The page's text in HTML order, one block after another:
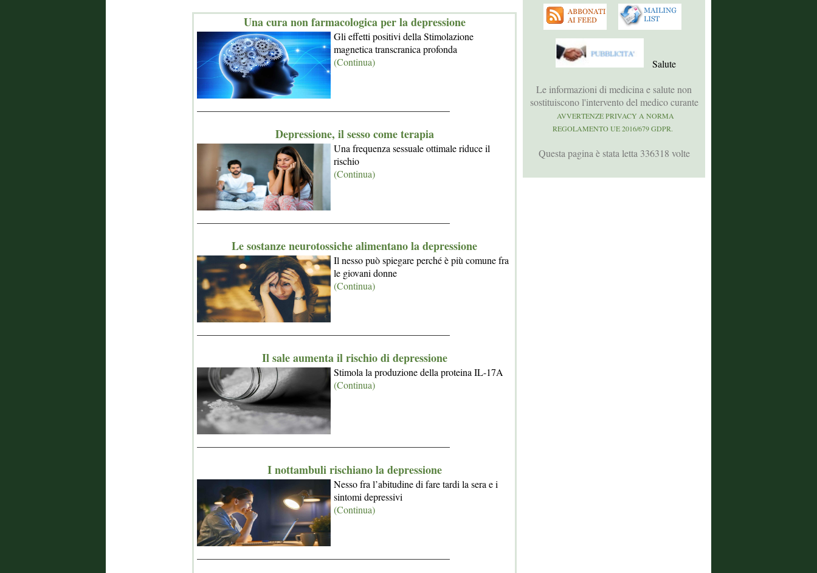
Una cura non farmacologica per la depressione
Gli effetti positivi della Stimolazione
magnetica transcranica profonda
(Continua)
Depressione, il sesso come terapia
Una frequenza sessuale ottimale riduce il
rischio
(Continua)
Le sostanze neurotossiche alimentano la depressione
Il nesso può spiegare perché è più comune fra
le giovani donne
(Continua)
Il sale aumenta il rischio di depressione
Stimola la produzione della proteina IL-17A
(Continua)
I nottambuli rischiano la depressione
Nesso fra l’abitudine di fare tardi la sera e i
sintomi depressivi
(Continua)
Salute
Le informazioni di medicina e salute non
sostituiscono l'intervento del medico curante
AVVERTENZE PRIVACY A NORMA
REGOLAMENTO UE 2016/679 GDPR.
Questa pagina è stata letta 336318 volte